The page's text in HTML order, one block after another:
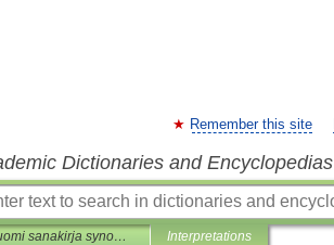
Remember this site
Dictionaries and Encyclopedias
Suomi sanakirja synonyymejä Interpretations